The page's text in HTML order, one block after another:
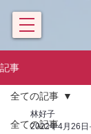
記事
全ての記事
全ての記事
林好子
2022年4月26日